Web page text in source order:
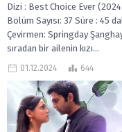
Dizi : Best Choice Ever
Bölüm Sayısı: 37 Süre : 45
Çevirmen: Springday
sıradan bir ailenin kızı...
01.12.2024 644